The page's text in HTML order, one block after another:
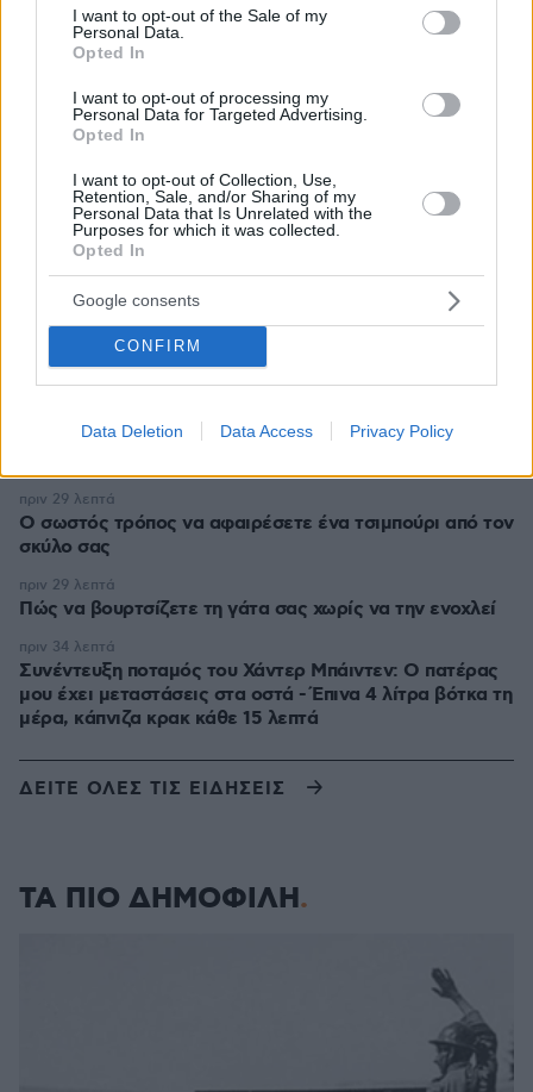
consent section.
I want to opt-out of the Sale of my
Personal Data.
Opted In
I want to opt-out of processing my
Personal Data for Targeted Advertising.
Opted In
I want to opt-out of Collection, Use,
Retention, Sale, and/or Sharing of my
Personal Data that Is Unrelated with the
Purposes for which it was collected.
Opted In
Google consents
CONFIRM
Data Deletion Data Access Privacy Policy
Γυναίκες που άλλαξαν ζωή: «Γιατί άφησα την Αθήνα για
πριν 14 λεπτά
Δύο σχολεία της Λέρου αλλάζουν όψη με δωρεά αγάπης
πριν 15 λεπτά
Λένα Παπαληγούρα για τον σύζυγό της: Δεν με είχα
φανταστεί με έναν άνθρωπο τόσα χρόνια, ο γάμος είναι
πολύ καλύτερος απ’ ό,τι περίμενα
πριν 27 λεπτά
Τι θα συμβεί αν πίνουμε ένα σφηνάκι ελαιόλαδο κάθε
μέρα – Απαντά η Λίνσει που το δοκίμασε για 2
εβδομάδες
πριν 28 λεπτά
Δεκαπέντε ταινίες που δεν μπορούμε να σταματήσουμε
Ο σωστός τρόπος να αφαιρέσετε ένα τσιμπούρι από τον
σκύλο σας
πριν 29 λεπτά
Πώς να βουρτσίζετε τη γάτα σας χωρίς να την ενοχλεί
πριν 29 λεπτά
Συνέντευξη ποταμός του Χάντερ Μπάιντεν: Ο πατέρας
μου έχει μεταστάσεις στα οστά - Έπινα 4 λίτρα βότκα τη
μέρα, κάπνιζα κρακ κάθε 15 λεπτά
πριν 34 λεπτά
ΔΕΙΤΕ ΟΛΕΣ ΤΙΣ ΕΙΔΗΣΕΙΣ
ΤΑ ΠΙΟ ΔΗΜΟΦΙΛΗ